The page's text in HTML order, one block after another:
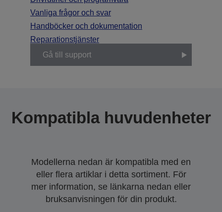
Vanliga frågor och svar
Handböcker och dokumentation
Reparationstjänster
Gå till support
Kompatibla huvudenheter
Modellerna nedan är kompatibla med en
eller flera artiklar i detta sortiment. För
mer information, se länkarna nedan eller
bruksanvisningen för din produkt.